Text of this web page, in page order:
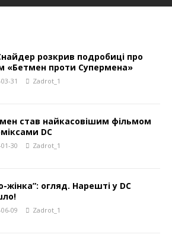
розкрив подробиці про
«Бетмен проти Супермена»
31 Zadrot_1
став найкасовішим фільмом
DC
30 Zadrot_1
жінка”: огляд. Нарешті у DC
09 Zadrot_1